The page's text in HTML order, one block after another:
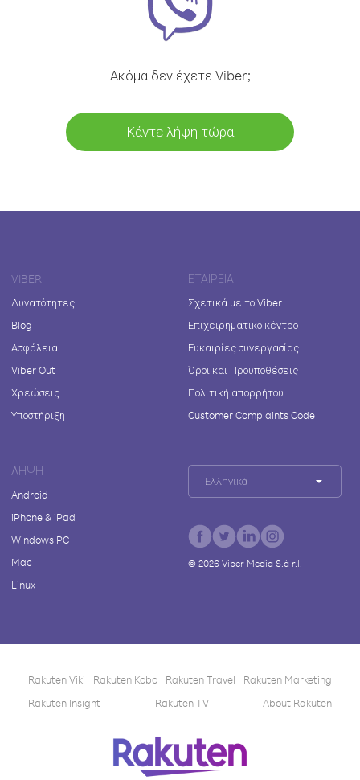
Ακόμα δεν έχετε Viber;
Κάντε λήψη τώρα
VIBER
Δυνατότητες
Blog
Ασφάλεια
Viber Out
Χρεώσεις
Υποστήριξη
ΕΤΑΙΡΕΊΑ
Σχετικά με το Viber
Επιχειρηματικό κέντρο
Ευκαιρίες συνεργασίας
Όροι και Προϋποθέσεις
Πολιτική απορρήτου
Customer Complaints Code
ΛΉΨΗ
Android
iPhone & iPad
Windows PC
Mac
Linux
Ελληνικά
© 2026Viber Media S.à r.l.
Rakuten Viki Rakuten Kobo Rakuten Travel
Rakuten Marketing
Rakuten Insight
Rakuten TV About Rakuten